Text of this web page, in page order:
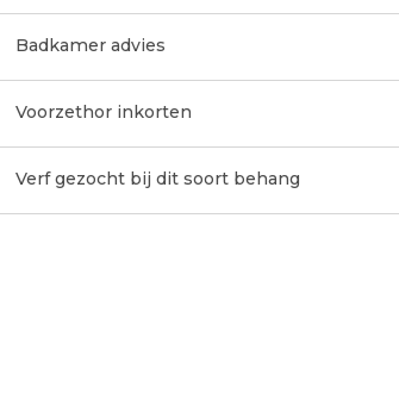
Badkamer advies
Voorzethor inkorten
Verf gezocht bij dit soort behang